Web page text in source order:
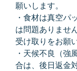
願いします。
・食材は真空パ
は問題ありませ
受け取りをお願
・天候不良（強
合は、後日返金